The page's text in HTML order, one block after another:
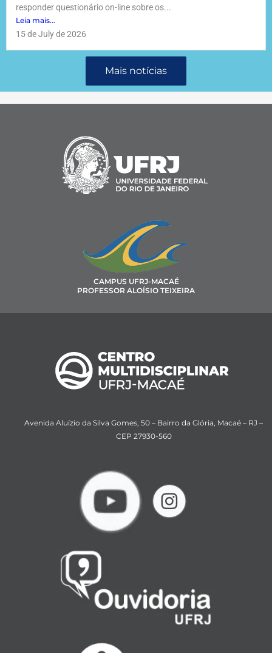
responder questionário on-line sobre os...
Leia mais...
15 de July de 2026
Mais notícias
CAMPUS UFRJ-MACAÉ
PROFESSOR ALOÍSIO TEIXEIRA
Avenida Aluízio da Silva Gomes, 50 – Bairro da Glória, Macaé – RJ –
CEP 27930-560